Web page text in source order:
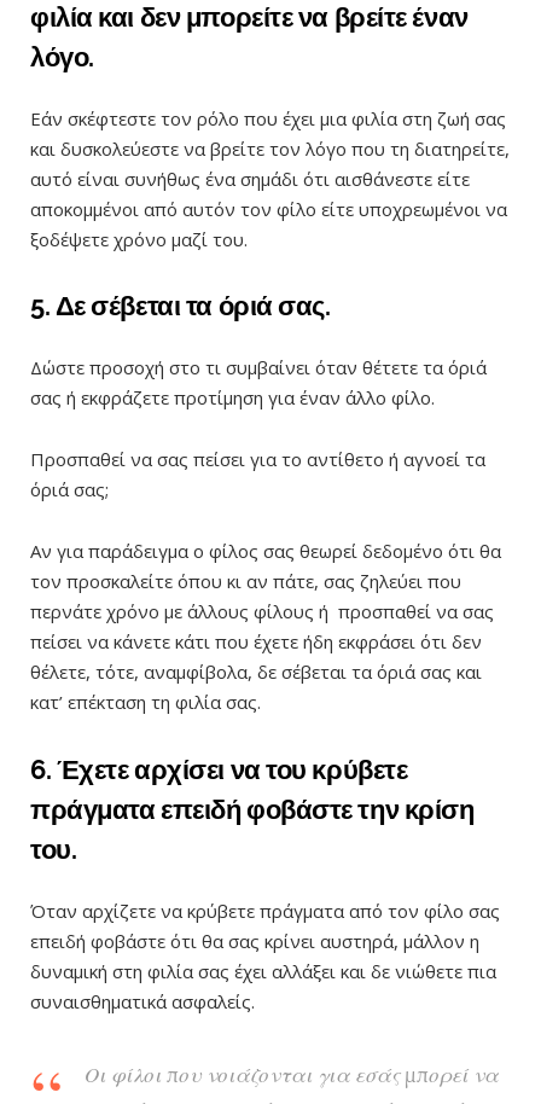
φιλία και δεν μπορείτε να βρείτε έναν
λόγο.
Εάν σκέφτεστε τον ρόλο που έχει μια φιλία στη ζωή σας
και δυσκολεύεστε να βρείτε τον λόγο που τη διατηρείτε,
αυτό είναι συνήθως ένα σημάδι ότι αισθάνεστε είτε
αποκομμένοι από αυτόν τον φίλο είτε υποχρεωμένοι να
ξοδέψετε χρόνο μαζί του.
5. Δε σέβεται τα όριά σας.
Δώστε προσοχή στο τι συμβαίνει όταν θέτετε τα όριά
σας ή εκφράζετε προτίμηση για έναν άλλο φίλο.
Προσπαθεί να σας πείσει για το αντίθετο ή αγνοεί τα
όριά σας;
Αν για παράδειγμα ο φίλος σας θεωρεί δεδομένο ότι θα
τον προσκαλείτε όπου κι αν πάτε, σας ζηλεύει που
περνάτε χρόνο με άλλους φίλους ή προσπαθεί να σας
πείσει να κάνετε κάτι που έχετε ήδη εκφράσει ότι δεν
θέλετε, τότε, αναμφίβολα, δε σέβεται τα όριά σας και
κατ’ επέκταση τη φιλία σας.
6. Έχετε αρχίσει να του κρύβετε
πράγματα επειδή φοβάστε την κρίση
του.
Όταν αρχίζετε να κρύβετε πράγματα από τον φίλο σας
επειδή φοβάστε ότι θα σας κρίνει αυστηρά, μάλλον η
δυναμική στη φιλία σας έχει αλλάξει και δε νιώθετε πια
συναισθηματικά ασφαλείς.
Οι φίλοι που νοιάζονται για εσάς μπορεί να